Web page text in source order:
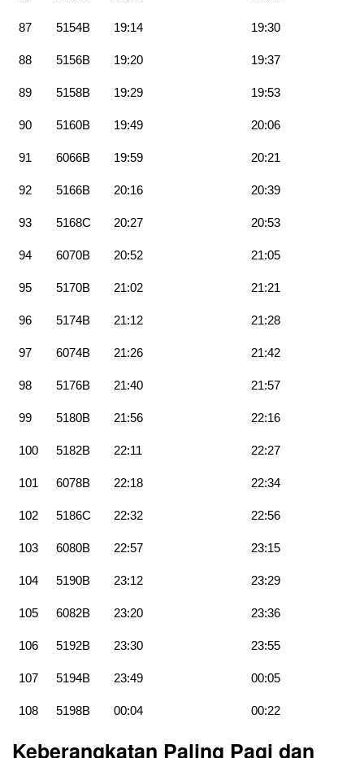
87 5154B 19:14 19:30
88 5156B 19:20 19:37
89 5158B 19:29 19:53
90 5160B 19:49 20:06
91 6066B 19:59 20:21
92 5166B 20:16 20:39
93 5168C 20:27 20:53
94 6070B 20:52 21:05
95 5170B 21:02 21:21
96 5174B 21:12 21:28
97 6074B 21:26 21:42
98 5176B 21:40 21:57
99 5180B 21:56 22:16
100 5182B 22:11 22:27
101 6078B 22:18 22:34
102 5186C 22:32 22:56
103 6080B 22:57 23:15
104 5190B 23:12 23:29
105 6082B 23:20 23:36
106 5192B 23:30 23:55
107 5194B 23:49 00:05
108 5198B 00:04 00:22
Keberangkatan Paling Pagi dan